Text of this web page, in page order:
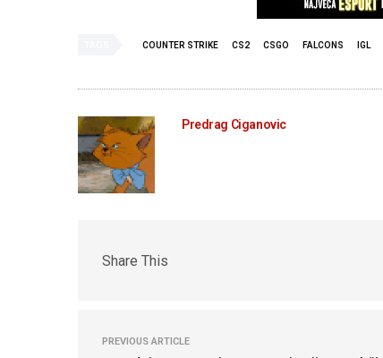
COUNTER STRIKE CS2 CSGO FALCONS IGL
Predrag Ciganovic
Share This
PREVIOUS ARTICLE